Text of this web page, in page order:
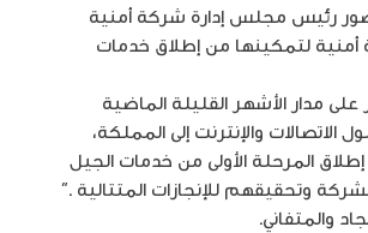
رئيس مجلس إدارة شركة أمنية
أمنية لتمكينها من إطلاق خدمات
مدار الأشهر القليلة الماضية
والإنترنت إلى المملكة،
المرحلة الأولى من خدمات الجيل
وتحقيقهم للإنجازات المتتالية .”
والمتفاني.